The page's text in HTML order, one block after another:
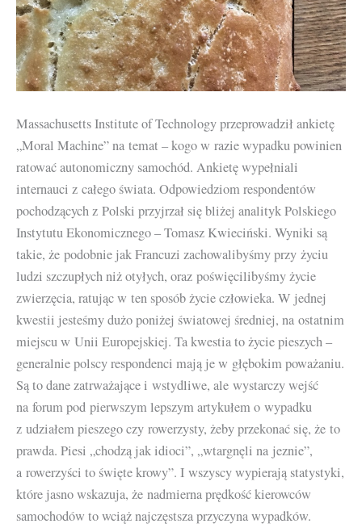
Massachusetts Institute of Technology przeprowadził ankietę
„Moral Machine” na temat – kogo w razie wypadku powinien
ratować autonomiczny samochód. Ankietę wypełniali
internauci z całego świata. Odpowiedziom respondentów
pochodzących z Polski przyjrzał się bliżej analityk Polskiego
Instytutu Ekonomicznego – Tomasz Kwieciński. Wyniki są
takie, że podobnie jak Francuzi zachowalibyśmy przy życiu
ludzi szczupłych niż otyłych, oraz poświęcilibyśmy życie
zwierzęcia, ratując w ten sposób życie człowieka. W jednej
kwestii jesteśmy dużo poniżej światowej średniej, na ostatnim
miejscu w Unii Europejskiej. Ta kwestia to życie pieszych –
generalnie polscy respondenci mają je w głębokim poważaniu.
Są to dane zatrważające i wstydliwe, ale wystarczy wejść
na forum pod pierwszym lepszym artykułem o wypadku
z udziałem pieszego czy rowerzysty, żeby przekonać się, że to
prawda. Piesi „chodzą jak idioci”, „wtargnęli na jeznie”,
a rowerzyści to święte krowy”. I wszyscy wypierają statystyki,
które jasno wskazuja, że nadmierna prędkość kierowców
samochodów to wciąż najczęstsza przyczyna wypadków.